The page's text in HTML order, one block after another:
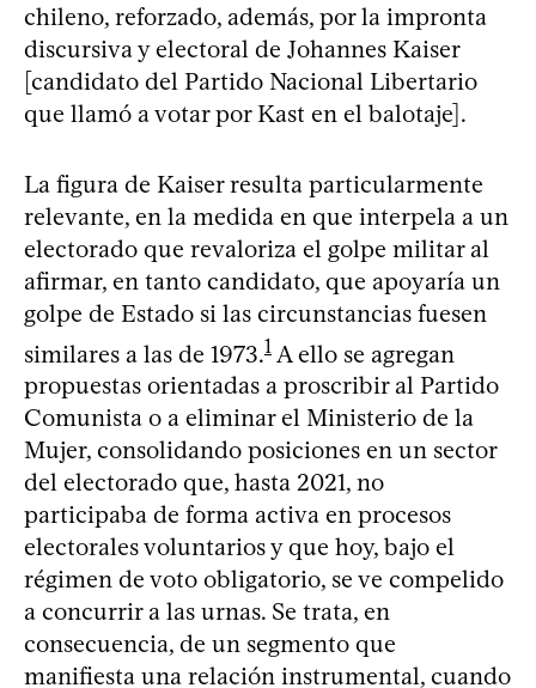
chileno, reforzado, además, por la impronta
discursiva y electoral de Johannes Kaiser
[candidato del Partido Nacional Libertario
que llamó a votar por Kast en el balotaje].
La figura de Kaiser resulta particularmente
relevante, en la medida en que interpela a un
electorado que revaloriza el golpe militar al
afirmar, en tanto candidato, que apoyaría un
golpe de Estado si las circunstancias fuesen
similares a las de 1973.1 A ello se agregan
propuestas orientadas a proscribir al Partido
Comunista o a eliminar el Ministerio de la
Mujer, consolidando posiciones en un sector
del electorado que, hasta 2021, no
participaba de forma activa en procesos
electorales voluntarios y que hoy, bajo el
régimen de voto obligatorio, se ve compelido
a concurrir a las urnas. Se trata, en
consecuencia, de un segmento que
manifiesta una relación instrumental, cuando